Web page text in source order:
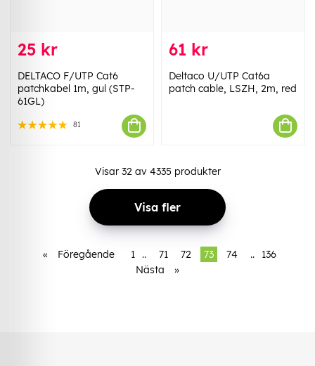
25 kr
DELTACO F/UTP Cat6
patchkabel 1m, gul (STP-
61GL)
81
61 kr
Deltaco U/UTP Cat6a
patch cable, LSZH, 2m, red
Visar 32av 4335 produkter
Visa fler
« Föregående 1 .. 71 72 73 74 ..
136
Nästa
»